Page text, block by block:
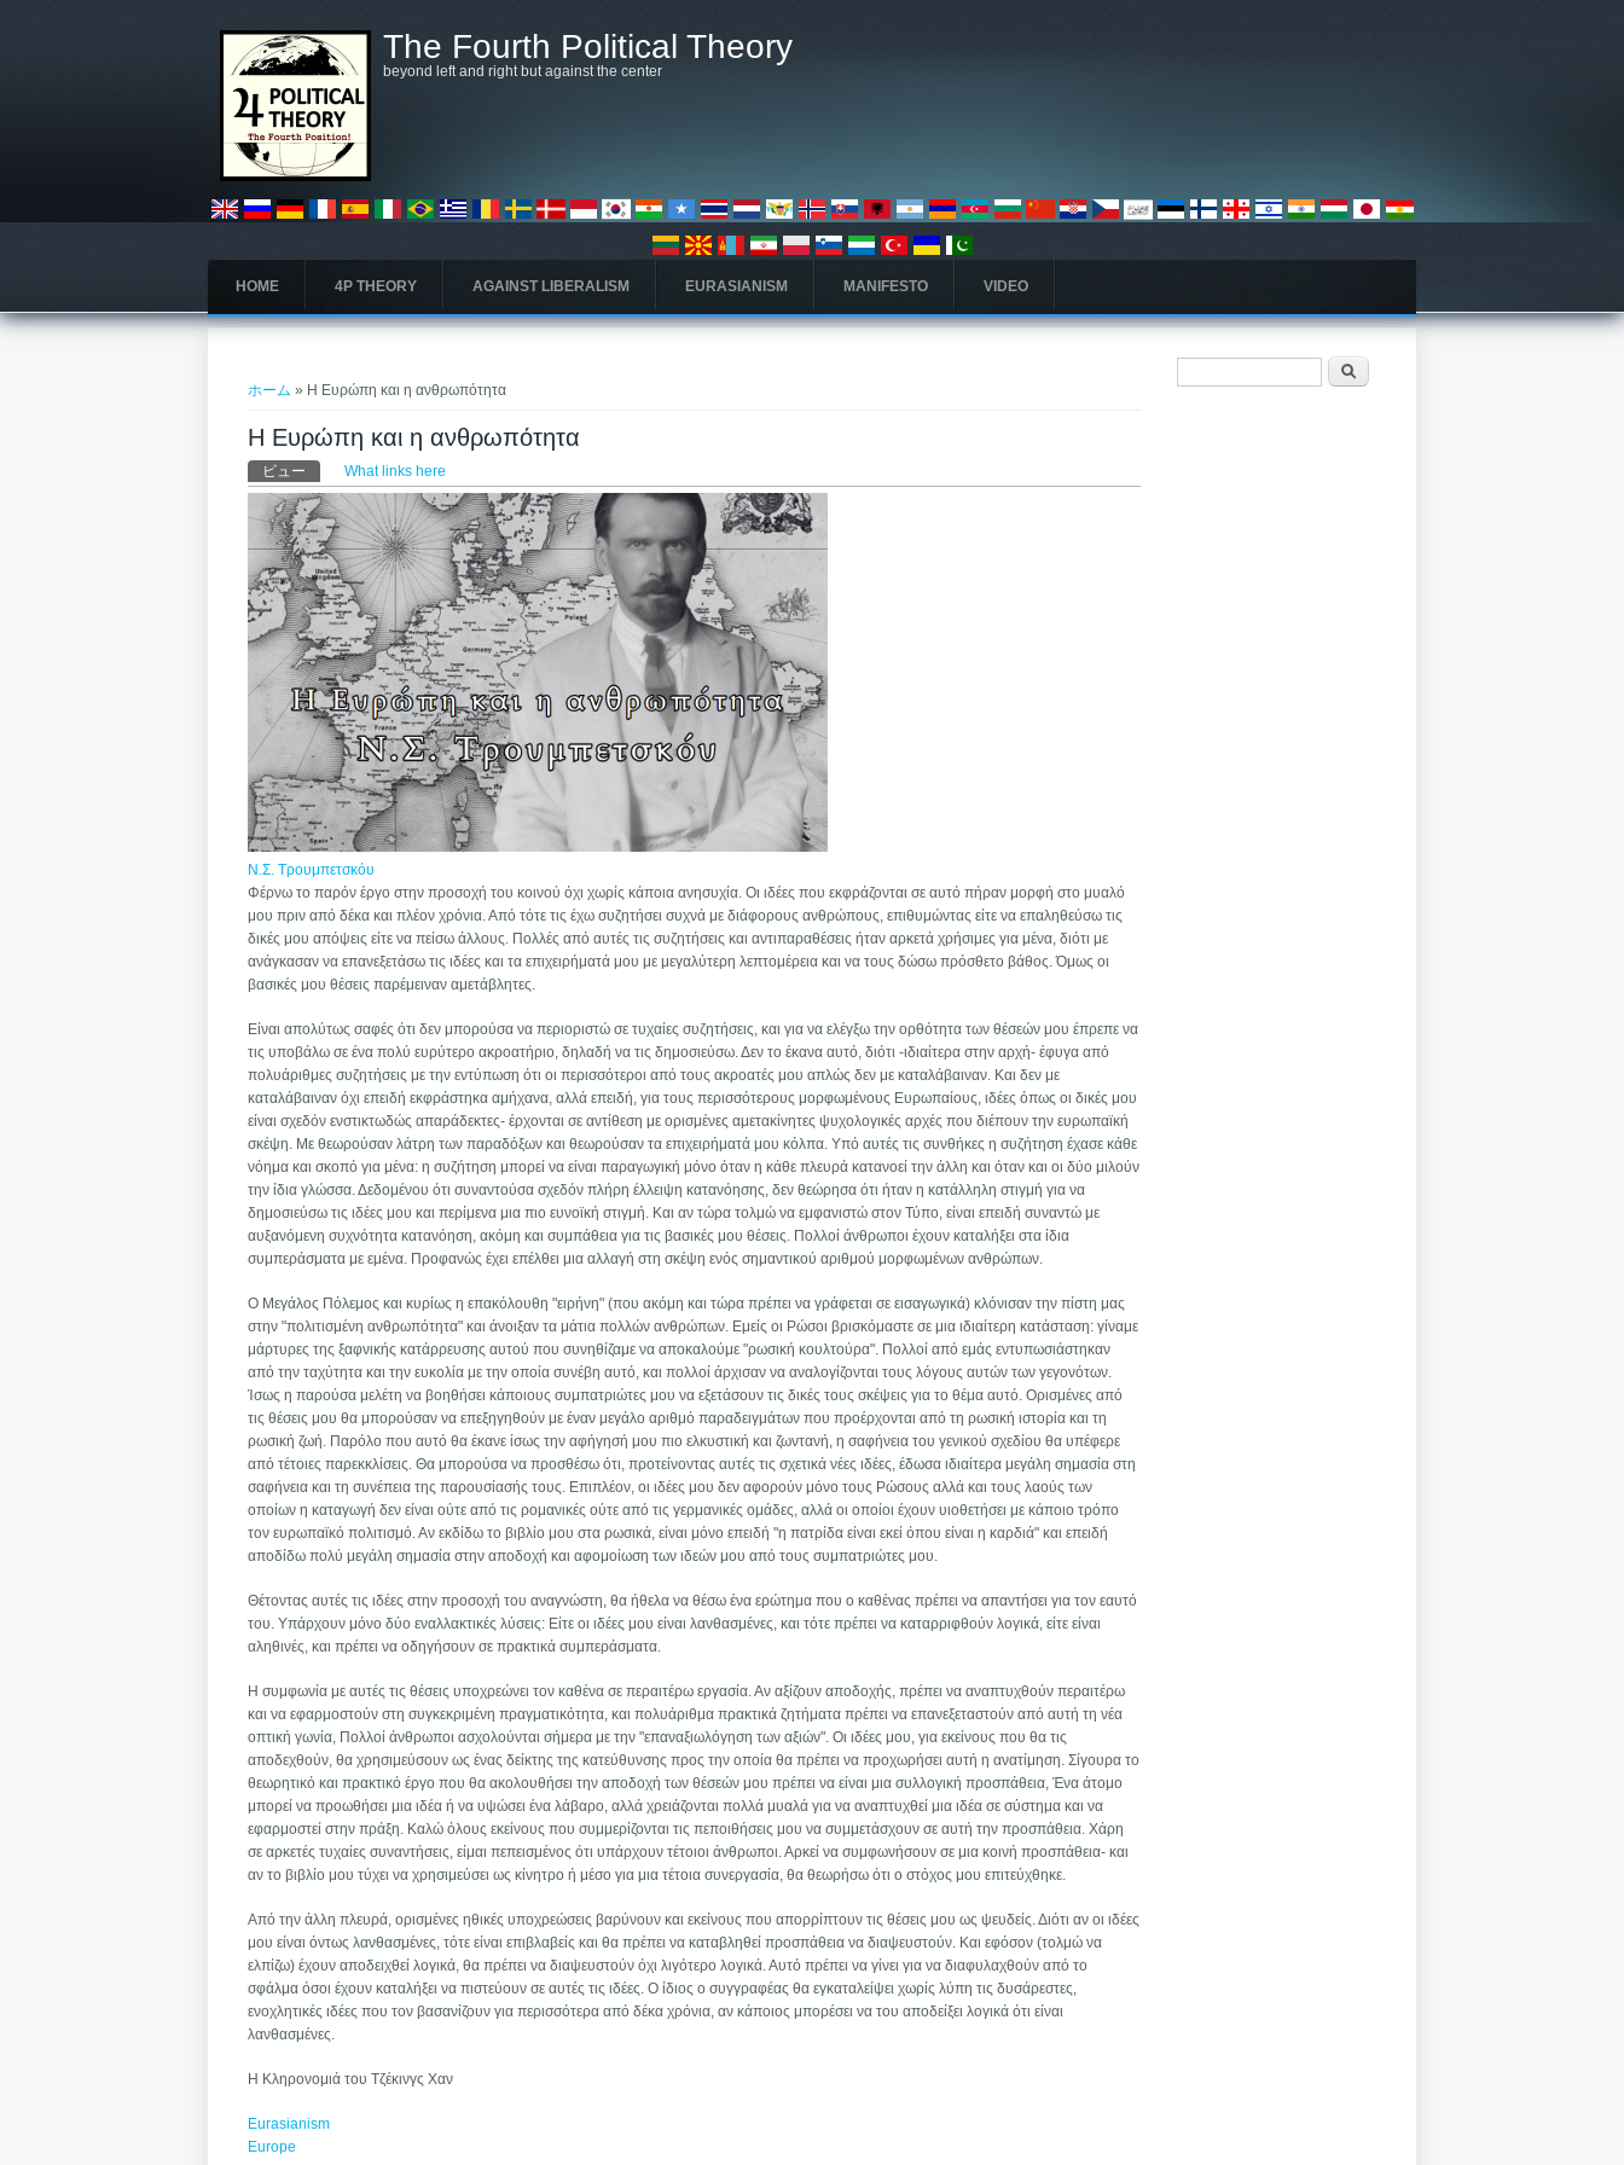
The Fourth Political Theory
beyond left and right but against the center
HOME 4P THEORY AGAINST LIBERALISM EURASIANISM MANIFESTO VIDEO
ホーム » Η Ευρώπη και η ανθρωπότητα
Η Ευρώπη και η ανθρωπότητα
プライマリータブ
ビュー (アクティブなタブ)
What links here
Ν.Σ. Τρουμπετσκόυ
Φέρνω το παρόν έργο στην προσοχή του κοινού όχι χωρίς κάποια ανησυχία. Οι ιδέες που εκφράζονται σε αυτό πήραν μορφή στο μυαλό
μου πριν από δέκα και πλέον χρόνια. Από τότε τις έχω συζητήσει συχνά με διάφορους ανθρώπους, επιθυμώντας είτε να επαληθεύσω τις
δικές μου απόψεις είτε να πείσω άλλους. Πολλές από αυτές τις συζητήσεις και αντιπαραθέσεις ήταν αρκετά χρήσιμες για μένα, διότι με
ανάγκασαν να επανεξετάσω τις ιδέες και τα επιχειρήματά μου με μεγαλύτερη λεπτομέρεια και να τους δώσω πρόσθετο βάθος. Όμως οι
βασικές μου θέσεις παρέμειναν αμετάβλητες.
Είναι απολύτως σαφές ότι δεν μπορούσα να περιοριστώ σε τυχαίες συζητήσεις, και για να ελέγξω την ορθότητα των θέσεών μου έπρεπε να
τις υποβάλω σε ένα πολύ ευρύτερο ακροατήριο, δηλαδή να τις δημοσιεύσω. Δεν το έκανα αυτό, διότι -ιδιαίτερα στην αρχή- έφυγα από
πολυάριθμες συζητήσεις με την εντύπωση ότι οι περισσότεροι από τους ακροατές μου απλώς δεν με καταλάβαιναν. Και δεν με
καταλάβαιναν όχι επειδή εκφράστηκα αμήχανα, αλλά επειδή, για τους περισσότερους μορφωμένους Ευρωπαίους, ιδέες όπως οι δικές μου
είναι σχεδόν ενστικτωδώς απαράδεκτες- έρχονται σε αντίθεση με ορισμένες αμετακίνητες ψυχολογικές αρχές που διέπουν την ευρωπαϊκή
σκέψη. Με θεωρούσαν λάτρη των παραδόξων και θεωρούσαν τα επιχειρήματά μου κόλπα. Υπό αυτές τις συνθήκες η συζήτηση έχασε κάθε
νόημα και σκοπό για μένα: η συζήτηση μπορεί να είναι παραγωγική μόνο όταν η κάθε πλευρά κατανοεί την άλλη και όταν και οι δύο μιλούν
την ίδια γλώσσα. Δεδομένου ότι συναντούσα σχεδόν πλήρη έλλειψη κατανόησης, δεν θεώρησα ότι ήταν η κατάλληλη στιγμή για να
δημοσιεύσω τις ιδέες μου και περίμενα μια πιο ευνοϊκή στιγμή. Και αν τώρα τολμώ να εμφανιστώ στον Τύπο, είναι επειδή συναντώ με
αυξανόμενη συχνότητα κατανόηση, ακόμη και συμπάθεια για τις βασικές μου θέσεις. Πολλοί άνθρωποι έχουν καταλήξει στα ίδια
συμπεράσματα με εμένα. Προφανώς έχει επέλθει μια αλλαγή στη σκέψη ενός σημαντικού αριθμού μορφωμένων ανθρώπων.
Ο Μεγάλος Πόλεμος και κυρίως η επακόλουθη "ειρήνη" (που ακόμη και τώρα πρέπει να γράφεται σε εισαγωγικά) κλόνισαν την πίστη μας
στην "πολιτισμένη ανθρωπότητα" και άνοιξαν τα μάτια πολλών ανθρώπων. Εμείς οι Ρώσοι βρισκόμαστε σε μια ιδιαίτερη κατάσταση: γίναμε
μάρτυρες της ξαφνικής κατάρρευσης αυτού που συνηθίζαμε να αποκαλούμε "ρωσική κουλτούρα". Πολλοί από εμάς εντυπωσιάστηκαν
από την ταχύτητα και την ευκολία με την οποία συνέβη αυτό, και πολλοί άρχισαν να αναλογίζονται τους λόγους αυτών των γεγονότων.
Ίσως η παρούσα μελέτη να βοηθήσει κάποιους συμπατριώτες μου να εξετάσουν τις δικές τους σκέψεις για το θέμα αυτό. Ορισμένες από
τις θέσεις μου θα μπορούσαν να επεξηγηθούν με έναν μεγάλο αριθμό παραδειγμάτων που προέρχονται από τη ρωσική ιστορία και τη
ρωσική ζωή. Παρόλο που αυτό θα έκανε ίσως την αφήγησή μου πιο ελκυστική και ζωντανή, η σαφήνεια του γενικού σχεδίου θα υπέφερε
από τέτοιες παρεκκλίσεις. Θα μπορούσα να προσθέσω ότι, προτείνοντας αυτές τις σχετικά νέες ιδέες, έδωσα ιδιαίτερα μεγάλη σημασία στη
σαφήνεια και τη συνέπεια της παρουσίασής τους. Επιπλέον, οι ιδέες μου δεν αφορούν μόνο τους Ρώσους αλλά και τους λαούς των
οποίων η καταγωγή δεν είναι ούτε από τις ρομανικές ούτε από τις γερμανικές ομάδες, αλλά οι οποίοι έχουν υιοθετήσει με κάποιο τρόπο
τον ευρωπαϊκό πολιτισμό. Αν εκδίδω το βιβλίο μου στα ρωσικά, είναι μόνο επειδή "η πατρίδα είναι εκεί όπου είναι η καρδιά" και επειδή
αποδίδω πολύ μεγάλη σημασία στην αποδοχή και αφομοίωση των ιδεών μου από τους συμπατριώτες μου.
Θέτοντας αυτές τις ιδέες στην προσοχή του αναγνώστη, θα ήθελα να θέσω ένα ερώτημα που ο καθένας πρέπει να απαντήσει για τον εαυτό
του. Υπάρχουν μόνο δύο εναλλακτικές λύσεις: Είτε οι ιδέες μου είναι λανθασμένες, και τότε πρέπει να καταρριφθούν λογικά, είτε είναι
αληθινές, και πρέπει να οδηγήσουν σε πρακτικά συμπεράσματα.
Η συμφωνία με αυτές τις θέσεις υποχρεώνει τον καθένα σε περαιτέρω εργασία. Αν αξίζουν αποδοχής, πρέπει να αναπτυχθούν περαιτέρω
και να εφαρμοστούν στη συγκεκριμένη πραγματικότητα, και πολυάριθμα πρακτικά ζητήματα πρέπει να επανεξεταστούν από αυτή τη νέα
οπτική γωνία, Πολλοί άνθρωποι ασχολούνται σήμερα με την "επαναξιωλόγηση των αξιών". Οι ιδέες μου, για εκείνους που θα τις
αποδεχθούν, θα χρησιμεύσουν ως ένας δείκτης της κατεύθυνσης προς την οποία θα πρέπει να προχωρήσει αυτή η ανατίμηση. Σίγουρα το
θεωρητικό και πρακτικό έργο που θα ακολουθήσει την αποδοχή των θέσεών μου πρέπει να είναι μια συλλογική προσπάθεια, Ένα άτομο
μπορεί να προωθήσει μια ιδέα ή να υψώσει ένα λάβαρο, αλλά χρειάζονται πολλά μυαλά για να αναπτυχθεί μια ιδέα σε σύστημα και να
εφαρμοστεί στην πράξη. Καλώ όλους εκείνους που συμμερίζονται τις πεποιθήσεις μου να συμμετάσχουν σε αυτή την προσπάθεια. Χάρη
σε αρκετές τυχαίες συναντήσεις, είμαι πεπεισμένος ότι υπάρχουν τέτοιοι άνθρωποι. Αρκεί να συμφωνήσουν σε μια κοινή προσπάθεια- και
αν το βιβλίο μου τύχει να χρησιμεύσει ως κίνητρο ή μέσο για μια τέτοια συνεργασία, θα θεωρήσω ότι ο στόχος μου επιτεύχθηκε.
Από την άλλη πλευρά, ορισμένες ηθικές υποχρεώσεις βαρύνουν και εκείνους που απορρίπτουν τις θέσεις μου ως ψευδείς. Διότι αν οι ιδέες
μου είναι όντως λανθασμένες, τότε είναι επιβλαβείς και θα πρέπει να καταβληθεί προσπάθεια να διαψευστούν. Και εφόσον (τολμώ να
ελπίζω) έχουν αποδειχθεί λογικά, θα πρέπει να διαψευστούν όχι λιγότερο λογικά. Αυτό πρέπει να γίνει για να διαφυλαχθούν από το
σφάλμα όσοι έχουν καταλήξει να πιστεύουν σε αυτές τις ιδέες. Ο ίδιος ο συγγραφέας θα εγκαταλείψει χωρίς λύπη τις δυσάρεστες,
ενοχλητικές ιδέες που τον βασανίζουν για περισσότερα από δέκα χρόνια, αν κάποιος μπορέσει να του αποδείξει λογικά ότι είναι
λανθασμένες.
Η Κληρονομιά του Τζέκινγς Χαν
Eurasianism
Europe
検索フォーム